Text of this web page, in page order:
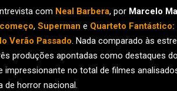
com Neal Barbera, por Marcelo
, Superman e Quarteto
Verão Passado. Nada comparado às
produções apontadas como destaques
impressionante no total de filmes
de horror nacional.